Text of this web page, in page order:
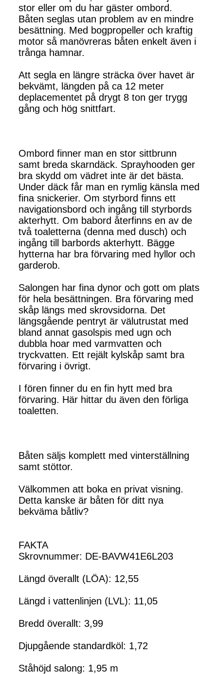
stor eller om du har gäster ombord.
Båten seglas utan problem av en mindre
besättning. Med bogpropeller och kraftig
motor så manövreras båten enkelt även i
trånga hamnar.
Att segla en längre sträcka över havet är
bekvämt, längden på ca 12 meter
deplacementet på drygt 8 ton ger trygg
gång och hög snittfart.
Ombord finner man en stor sittbrunn
samt breda skarndäck. Sprayhooden ger
bra skydd om vädret inte är det bästa.
Under däck får man en rymlig känsla med
fina snickerier. Om styrbord finns ett
navigationsbord och ingång till styrbords
akterhytt. Om babord återfinns en av de
två toaletterna (denna med dusch) och
ingång till barbords akterhytt. Bägge
hytterna har bra förvaring med hyllor och
garderob.
Salongen har fina dynor och gott om plats
för hela besättningen. Bra förvaring med
skåp längs med skrovsidorna. Det
längsgående pentryt är välutrustat med
bland annat gasolspis med ugn och
dubbla hoar med varmvatten och
tryckvatten. Ett rejält kylskåp samt bra
förvaring i övrigt.
I fören finner du en fin hytt med bra
förvaring. Här hittar du även den förliga
toaletten.
Båten säljs komplett med vinterställning
samt stöttor.
Välkommen att boka en privat visning.
Detta kanske är båten för ditt nya
bekväma båtliv?
FAKTA
Skrovnummer: DE-BAVW41E6L203
Längd överallt (LÖA): 12,55
Längd i vattenlinjen (LVL): 11,05
Bredd överallt: 3,99
Djupgående standardköl: 1,72
Ståhöjd salong: 1,95 m